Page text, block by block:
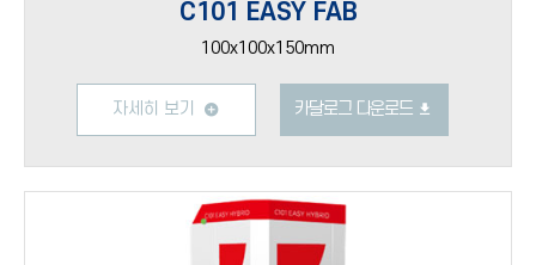
C101 EASY FAB
100x100x150mm
자세히 보기 카달로그 다운로드